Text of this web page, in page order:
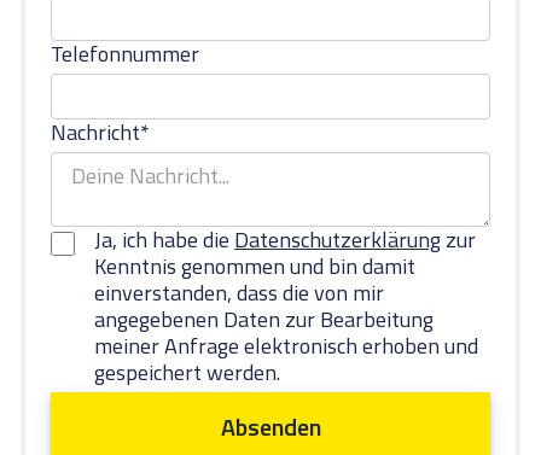
Telefonnummer
Nachricht*
Ja, ich habe die Datenschutzerklärungzur
Kenntnis genommen und bin damit
einverstanden, dass die von mir
angegebenen Daten zur Bearbeitung
meiner Anfrage elektronisch erhoben und
gespeichert werden.